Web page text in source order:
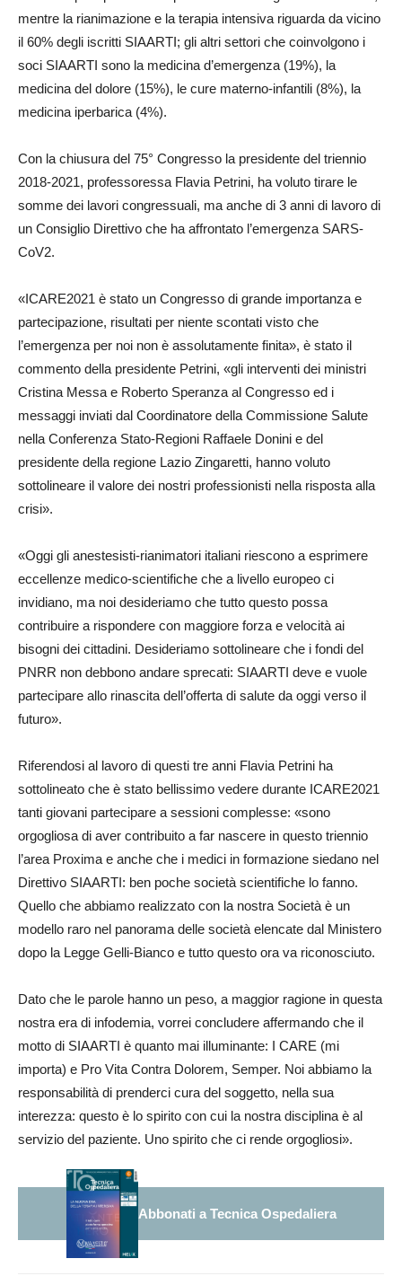
mentre la rianimazione e la terapia intensiva riguarda da vicino
il 60% degli iscritti SIAARTI; gli altri settori che coinvolgono i
soci SIAARTI sono la medicina d’emergenza (19%), la
medicina del dolore (15%), le cure materno-infantili (8%), la
medicina iperbarica (4%).
Con la chiusura del 75° Congresso la presidente del triennio
2018-2021, professoressa Flavia Petrini, ha voluto tirare le
somme dei lavori congressuali, ma anche di 3 anni di lavoro di
un Consiglio Direttivo che ha affrontato l’emergenza SARS-
CoV2.
«ICARE2021 è stato un Congresso di grande importanza e
partecipazione, risultati per niente scontati visto che
l’emergenza per noi non è assolutamente finita», è stato il
commento della presidente Petrini, «gli interventi dei ministri
Cristina Messa e Roberto Speranza al Congresso ed i
messaggi inviati dal Coordinatore della Commissione Salute
nella Conferenza Stato-Regioni Raffaele Donini e del
presidente della regione Lazio Zingaretti, hanno voluto
sottolineare il valore dei nostri professionisti nella risposta alla
crisi».
«Oggi gli anestesisti-rianimatori italiani riescono a esprimere
eccellenze medico-scientifiche che a livello europeo ci
invidiano, ma noi desideriamo che tutto questo possa
contribuire a rispondere con maggiore forza e velocità ai
bisogni dei cittadini. Desideriamo sottolineare che i fondi del
PNRR non debbono andare sprecati: SIAARTI deve e vuole
partecipare allo rinascita dell’offerta di salute da oggi verso il
futuro».
Riferendosi al lavoro di questi tre anni Flavia Petrini ha
sottolineato che è stato bellissimo vedere durante ICARE2021
tanti giovani partecipare a sessioni complesse: «sono
orgogliosa di aver contribuito a far nascere in questo triennio
l’area Proxima e anche che i medici in formazione siedano nel
Direttivo SIAARTI: ben poche società scientifiche lo fanno.
Quello che abbiamo realizzato con la nostra Società è un
modello raro nel panorama delle società elencate dal Ministero
dopo la Legge Gelli-Bianco e tutto questo ora va riconosciuto.
Dato che le parole hanno un peso, a maggior ragione in questa
nostra era di infodemia, vorrei concludere affermando che il
motto di SIAARTI è quanto mai illuminante: I CARE (mi
importa) e Pro Vita Contra Dolorem, Semper. Noi abbiamo la
responsabilità di prenderci cura del soggetto, nella sua
interezza: questo è lo spirito con cui la nostra disciplina è al
servizio del paziente. Uno spirito che ci rende orgogliosi».
Abbonati a Tecnica Ospedaliera